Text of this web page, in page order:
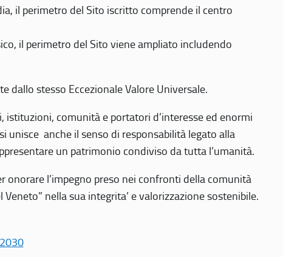
il perimetro del Sito iscritto comprende il centro
il perimetro del Sito viene ampliato includendo
stesso Eccezionale Valore Universale.
comunità e portatori d’interesse ed enormi
unisce anche il senso di responsabilità legato alla
un patrimonio condiviso da tutta l’umanità.
l’impegno preso nei confronti della comunità
nella sua integrita’ e valorizzazione sostenibile.